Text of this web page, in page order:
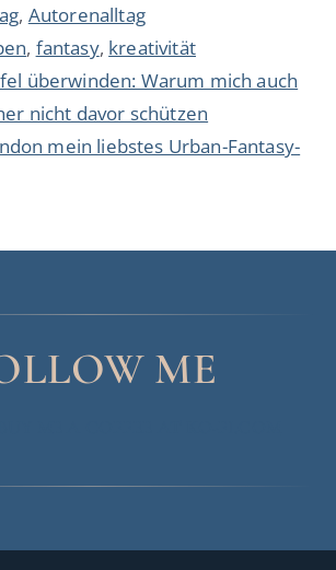
, Autorenalltag
, fantasy, kreativität
überwinden: Warum mich auch
nicht davor schützen
mein liebstes Urban-Fantasy-
ME